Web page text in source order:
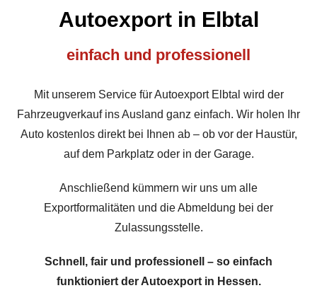
Autoexport in Elbtal
einfach und professionell
Mit unserem Service für Autoexport Elbtal wird der
Fahrzeugverkauf ins Ausland ganz einfach. Wir holen Ihr
Auto kostenlos direkt bei Ihnen ab – ob vor der Haustür,
auf dem Parkplatz oder in der Garage.
Anschließend kümmern wir uns um alle
Exportformalitäten und die Abmeldung bei der
Zulassungsstelle.
Schnell, fair und professionell – so einfach
funktioniert der Autoexport in Hessen.